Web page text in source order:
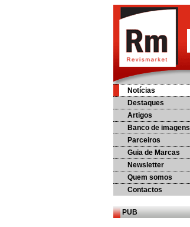
Notícias
Destaques
Artigos
Banco de imagens
Parceiros
Guia de Marcas
Newsletter
Quem somos
Contactos
PUB